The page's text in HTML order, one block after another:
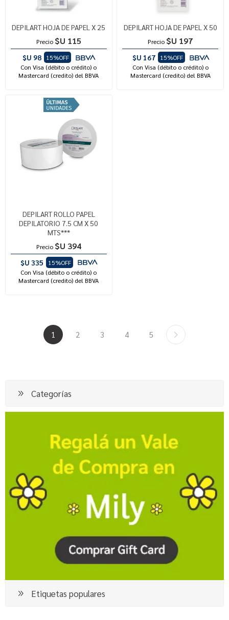
DEPILART HOJA DE PAPEL X 25
Precio $U 115
$U 98
15%OFF
Con Visa (débito o crédito) o
Mastercard (credito) del BBVA
DEPILART HOJA DE PAPEL X 50
Precio $U 197
$U 167
15%OFF
Con Visa (débito o crédito) o
Mastercard (credito) del BBVA
DEPILART ROLLO PAPEL
DEPILATORIO 7.5 CM X 50
MTS***
Precio $U 394
$U 335
15%OFF
Con Visa (débito o crédito) o
Mastercard (credito) del BBVA
1 2 3 4 5
Categorías
Etiquetas populares